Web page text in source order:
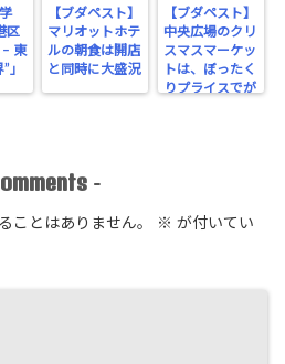
区
– 東
」
【ブダペスト】
マリオットホテ
ルの朝食は開店
と同時に大盛況
【ブダペスト】
中央広場のクリ
スマスマーケッ
トは、ぼったく
りプライスでが
-
ことはありません。 ※ が付いてい